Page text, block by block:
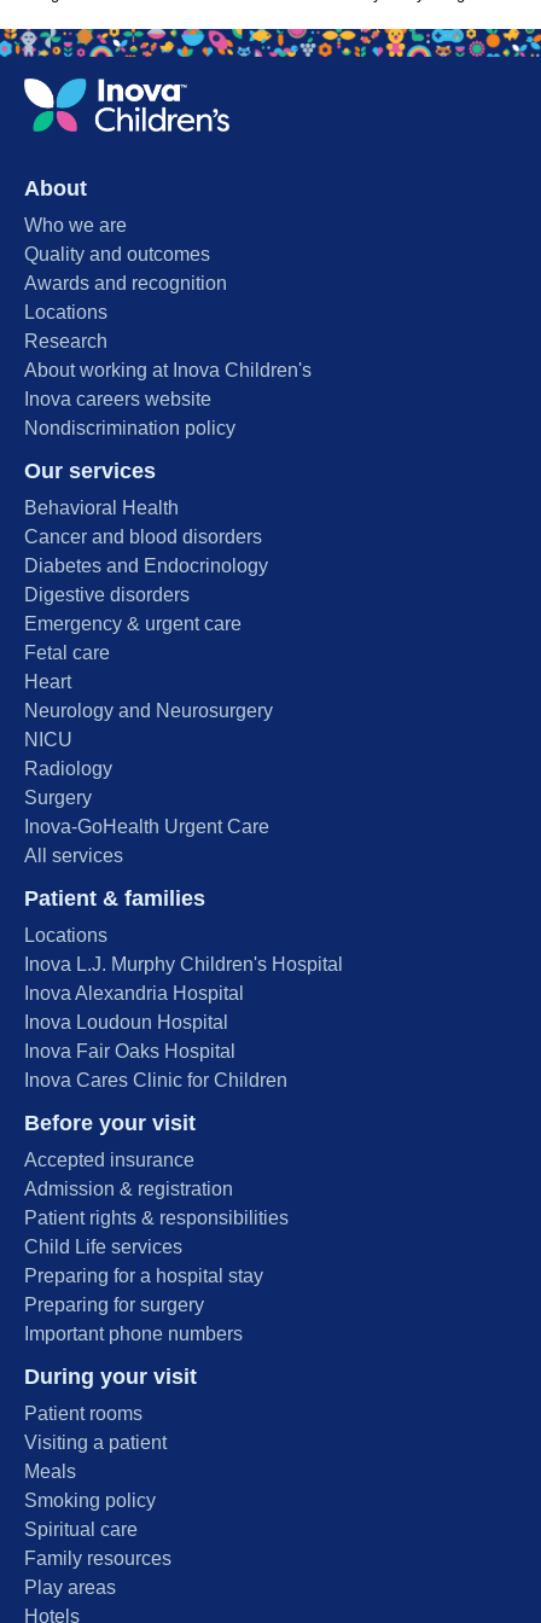
About
Who we are
Quality and outcomes
Awards and recognition
Locations
Research
About working at Inova Children's
Inova careers website
Nondiscrimination policy
Our services
Behavioral Health
Cancer and blood disorders
Diabetes and Endocrinology
Digestive disorders
Emergency & urgent care
Fetal care
Heart
Neurology and Neurosurgery
NICU
Radiology
Surgery
Inova-GoHealth Urgent Care
All services
Patient & families
Locations
Inova L.J. Murphy Children's Hospital
Inova Alexandria Hospital
Inova Loudoun Hospital
Inova Fair Oaks Hospital
Inova Cares Clinic for Children
Before your visit
Accepted insurance
Admission & registration
Patient rights & responsibilities
Child Life services
Preparing for a hospital stay
Preparing for surgery
Important phone numbers
During your visit
Patient rooms
Visiting a patient
Meals
Smoking policy
Spiritual care
Family resources
Play areas
Hotels